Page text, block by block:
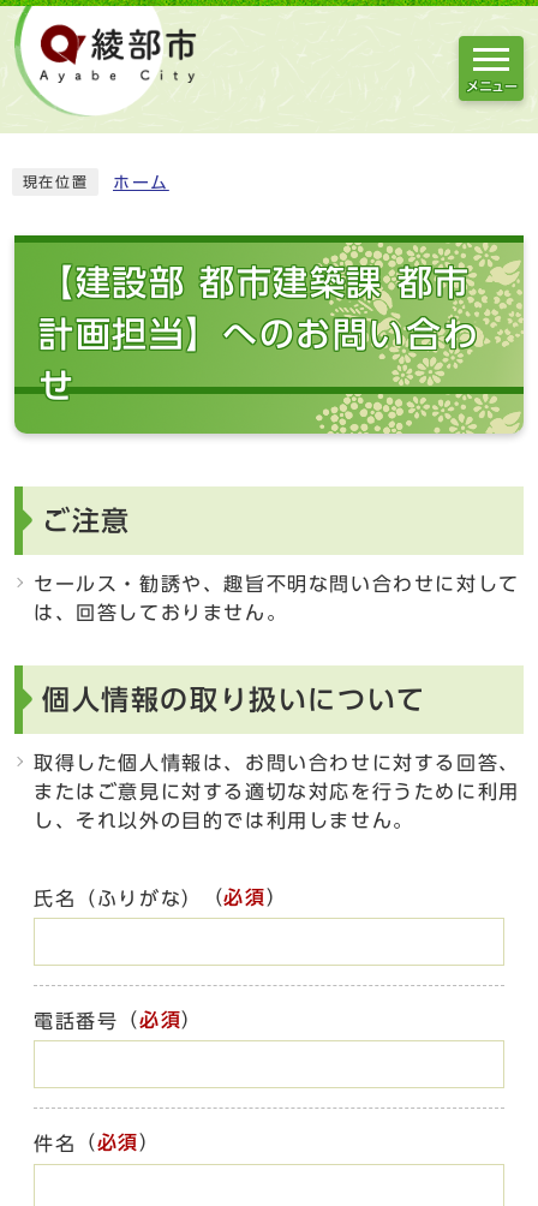
メニュー
現在位置 ホーム
【建設部 都市建築課 都市
計画担当】へのお問い合わ
せ
ご注意
セールス・勧誘や、趣旨不明な問い合わせに対して
は、回答しておりません。
個人情報の取り扱いについて
取得した個人情報は、お問い合わせに対する回答、
またはご意見に対する適切な対応を行うために利用
し、それ以外の目的では利用しません。
氏名（ふりがな） （必須）
電話番号 （必須）
件名 （必須）